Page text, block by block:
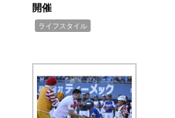
開催
ライフスタイル